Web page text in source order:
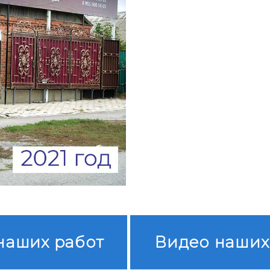
работ Видео